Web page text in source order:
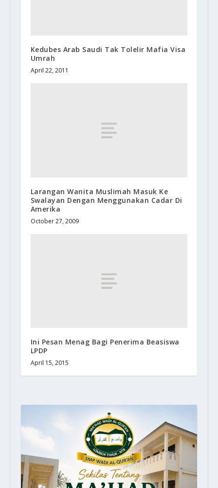
Kedubes Arab Saudi Tak Tolelir Mafia Visa
Umrah
April 22, 2011
Larangan Wanita Muslimah Masuk Ke
Swalayan Dengan Menggunakan Cadar Di
Amerika
October 27, 2009
Ini Pesan Menag Bagi Penerima Beasiswa
LPDP
April 15, 2015